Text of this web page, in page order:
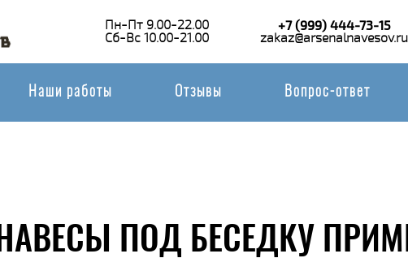
Пн-Пт 9.00-22.00
Сб-Вс 10.00-21.00
+7 (999) 444-73-15
zakaz@arsenalnavesov.ru
Наши работы Отзывы Вопрос-ответ
НАВЕСЫ ПОД БЕСЕДКУ